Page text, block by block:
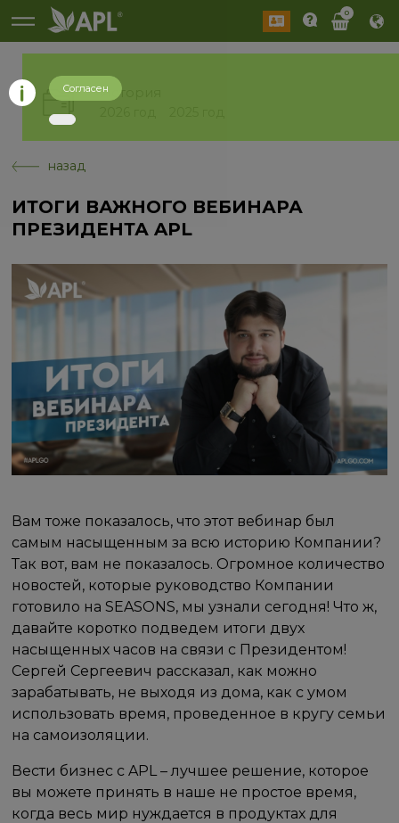
0
История
назад
ИТОГИ ВАЖНОГО ВЕБИНАРА
ПРЕЗИДЕНТА APL
Вам тоже показалось, что этот вебинар был
самым насыщенным за всю историю Компании?
Так вот, вам не показалось. Огромное количество
новостей, которые руководство Компании
готовило на SEASONS, мы узнали сегодня! Что ж,
давайте коротко подведем итоги двух
насыщенных часов на связи с Президентом!
Сергей Сергеевич рассказал, как можно
зарабатывать, не выходя из дома, как с умом
использовать время, проведенное в кругу семьи
на самоизоляции.
Вести бизнес с APL – лучшее решение, которое
вы можете принять в наше не простое время,
когда весь мир нуждается в продуктах для
Согласен